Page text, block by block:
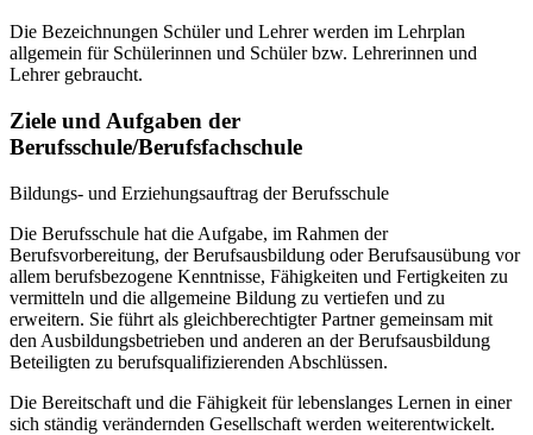
Die Bezeichnungen Schüler und Lehrer werden im Lehrplan
allgemein für Schülerinnen und Schüler bzw. Lehrerinnen und
Lehrer gebraucht.
Ziele und Aufgaben der
Berufsschule/Berufsfachschule
Bildungs- und Erziehungsauftrag der Berufsschule
Die Berufsschule hat die Aufgabe, im Rahmen der
Berufsvorbereitung, der Berufsausbildung oder Berufsausübung vor
allem berufsbezogene Kenntnisse, Fähigkeiten und Fertigkeiten zu
vermitteln und die allgemeine Bildung zu vertiefen und zu
erweitern. Sie führt als gleichberechtigter Partner gemeinsam mit
den Ausbildungsbetrieben und anderen an der Berufsausbildung
Beteiligten zu berufsqualifizierenden Abschlüssen.
Die Bereitschaft und die Fähigkeit für lebenslanges Lernen in einer
sich ständig verändernden Gesellschaft werden weiterentwickelt.